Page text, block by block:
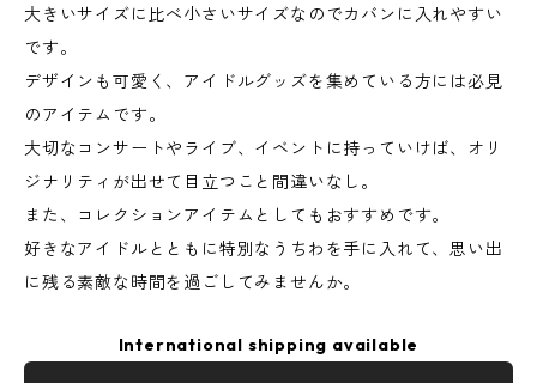
大きいサイズに比べ小さいサイズなのでカバンに入れやすい
です。
デザインも可愛く、アイドルグッズを集めている方には必見
のアイテムです。
大切なコンサートやライブ、イベントに持っていけば、オリ
ジナリティが出せて目立つこと間違いなし。
また、コレクションアイテムとしてもおすすめです。
好きなアイドルとともに特別なうちわを手に入れて、思い出
に残る素敵な時間を過ごしてみませんか。
International shipping available